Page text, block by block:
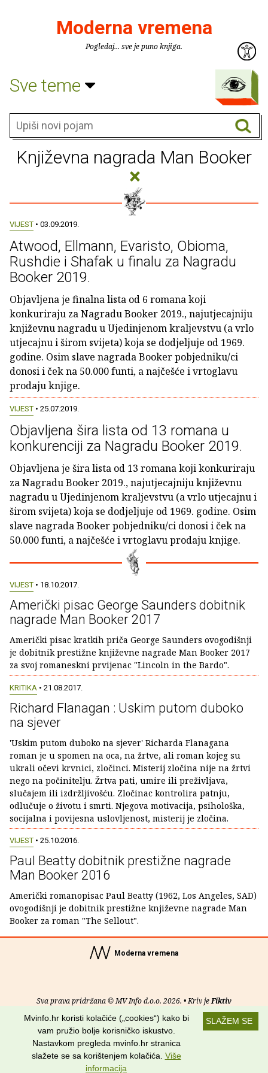
Moderna vremena
Pogledaj... sve je puno knjiga.
Sve teme
Književna nagrada Man Booker
×
VIJEST • 03.09.2019.
Atwood, Ellmann, Evaristo, Obioma,
Rushdie i Shafak u finalu za Nagradu
Booker 2019.
Objavljena je finalna lista od 6 romana koji
konkuriraju za Nagradu Booker 2019., najutjecajniju
književnu nagradu u Ujedinjenom kraljevstvu (a vrlo
utjecajnu i širom svijeta) koja se dodjeljuje od 1969.
godine. Osim slave nagrada Booker pobjedniku/ci
donosi i ček na 50.000 funti, a najčešće i vrtoglavu
prodaju knjige.
VIJEST • 25.07.2019.
Objavljena šira lista od 13 romana u
konkurenciji za Nagradu Booker 2019.
Objavljena je šira lista od 13 romana koji konkuriraju
za Nagradu Booker 2019., najutjecajniju književnu
nagradu u Ujedinjenom kraljevstvu (a vrlo utjecajnu i
širom svijeta) koja se dodjeljuje od 1969. godine. Osim
slave nagrada Booker pobjedniku/ci donosi i ček na
50.000 funti, a najčešće i vrtoglavu prodaju knjige.
VIJEST • 18.10.2017.
Američki pisac George Saunders dobitnik
nagrade Man Booker 2017
Američki pisac kratkih priča George Saunders ovogodišnji
je dobitnik prestižne književne nagrade Man Booker 2017
za svoj romaneskni prvijenac "Lincoln in the Bardo".
KRITIKA • 21.08.2017.
Richard Flanagan : Uskim putom duboko
na sjever
'Uskim putom duboko na sjever' Richarda Flanagana
roman je u spomen na oca, na žrtve, ali roman kojeg su
ukrali očevi krvnici, zločinci. Misterij zločina nije na žrtvi
nego na počinitelju. Žrtva pati, umire ili preživljava,
slučajem ili izdržljivošću. Zločinac kontrolira patnju,
odlučuje o životu i smrti. Njegova motivacija, psihološka,
socijalna i povijesna uslovljenost, misterij je zločina.
VIJEST • 25.10.2016.
Paul Beatty dobitnik prestižne nagrade
Man Booker 2016
Američki romanopisac Paul Beatty (1962, Los Angeles, SAD)
ovogodišnji je dobitnik prestižne književne nagrade Man
Booker za roman "The Sellout".
Moderna vremena
Sva prava pridržana © MV Info d.o.o. 2026. • Kriv jeFiktiv
O nama• Pomoć• Uvjeti korištenja•RSS kanali
Potraži nas na:
SLAŽEM SE
Mvinfo.hr koristi kolačiće („cookies“) kako bi
vam pružio bolje korisničko iskustvo.
Nastavkom pregleda mvinfo.hr stranica
slažete se sa korištenjem kolačića. Više
informacija